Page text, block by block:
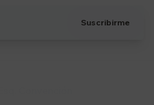
Suscribirme